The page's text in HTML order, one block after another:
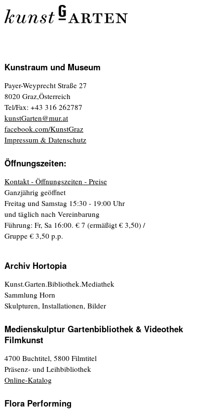
Kunstraum und Museum
Payer-Weyprecht Straße 27
8020 Graz,Österreich
Tel/Fax: +43 316 262787
kunstGarten@mur.at
facebook.com/KunstGraz
Impressum & Datenschutz
Öffnungszeiten:
Kontakt - Öffnungszeiten - Preise
Ganzjährig geöffnet
Freitag und Samstag 15:30 - 19:00 Uhr
und täglich nach Vereinbarung
Führung: Fr, Sa 16:00. € 7 (ermäßigt € 3,50) /
Gruppe € 3,50 p.p.
Archiv Hortopia
Kunst.Garten.Bibliothek.Mediathek
Sammlung Horn
Skulpturen, Installationen, Bilder
Medienskulptur Gartenbibliothek & Videothek
Filmkunst
4700 Buchtitel, 5800 Filmtitel
Präsenz- und Leihbibliothek
Online-Katalog
Flora Performing